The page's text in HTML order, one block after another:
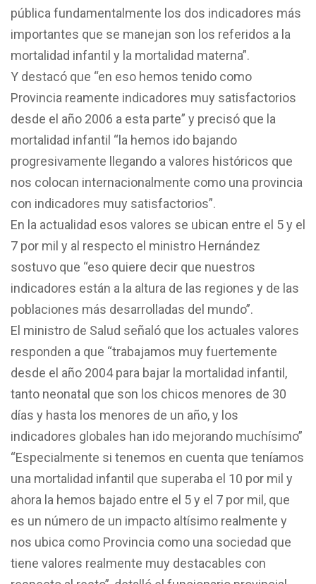
pública fundamentalmente los dos indicadores más
importantes que se manejan son los referidos a la
mortalidad infantil y la mortalidad materna”.
Y destacó que “en eso hemos tenido como
Provincia reamente indicadores muy satisfactorios
desde el año 2006 a esta parte” y precisó que la
mortalidad infantil “la hemos ido bajando
progresivamente llegando a valores históricos que
nos colocan internacionalmente como una provincia
con indicadores muy satisfactorios”.
En la actualidad esos valores se ubican entre el 5 y el
7 por mil y al respecto el ministro Hernández
sostuvo que “eso quiere decir que nuestros
indicadores están a la altura de las regiones y de las
poblaciones más desarrolladas del mundo”.
El ministro de Salud señaló que los actuales valores
responden a que “trabajamos muy fuertemente
desde el año 2004 para bajar la mortalidad infantil,
tanto neonatal que son los chicos menores de 30
días y hasta los menores de un año, y los
indicadores globales han ido mejorando muchísimo”
“Especialmente si tenemos en cuenta que teníamos
una mortalidad infantil que superaba el 10 por mil y
ahora la hemos bajado entre el 5 y el 7 por mil, que
es un número de un impacto altísimo realmente y
nos ubica como Provincia como una sociedad que
tiene valores realmente muy destacables con